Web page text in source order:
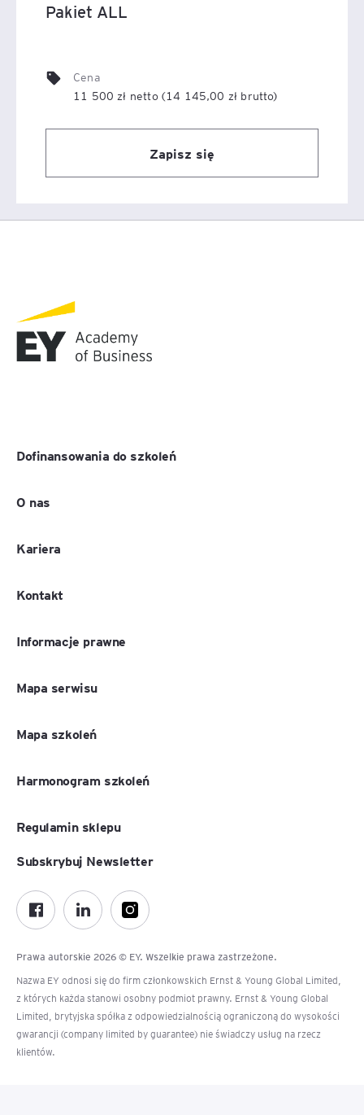
Pakiet ALL
Cena
11 500 zł netto (14 145,00 zł brutto)
Zapisz się
Dofinansowania do szkoleń
O nas
Kariera
Kontakt
Informacje prawne
Mapa serwisu
Mapa szkoleń
Harmonogram szkoleń
Regulamin sklepu
Prawa autorskie 2026 © EY. Wszelkie prawa zastrzeżone.
Nazwa EY odnosi się do firm członkowskich Ernst & Young Global Limited,
z których każda stanowi osobny podmiot prawny. Ernst & Young Global
Limited, brytyjska spółka z odpowiedzialnością ograniczoną do wysokości
gwarancji (company limited by guarantee) nie świadczy usług na rzecz
klientów.
Subskrybuj Newsletter